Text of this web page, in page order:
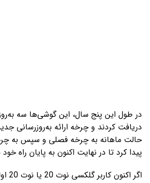
در طول این پنج سال، این گوشی‌ها سه
دریافت کردند و چرخه ارائه به‌روزرسانی جدید
حالت ماهانه به چرخه فصلی و سپس به
پیدا کرد تا در نهایت اکنون به پایان راه
اگر